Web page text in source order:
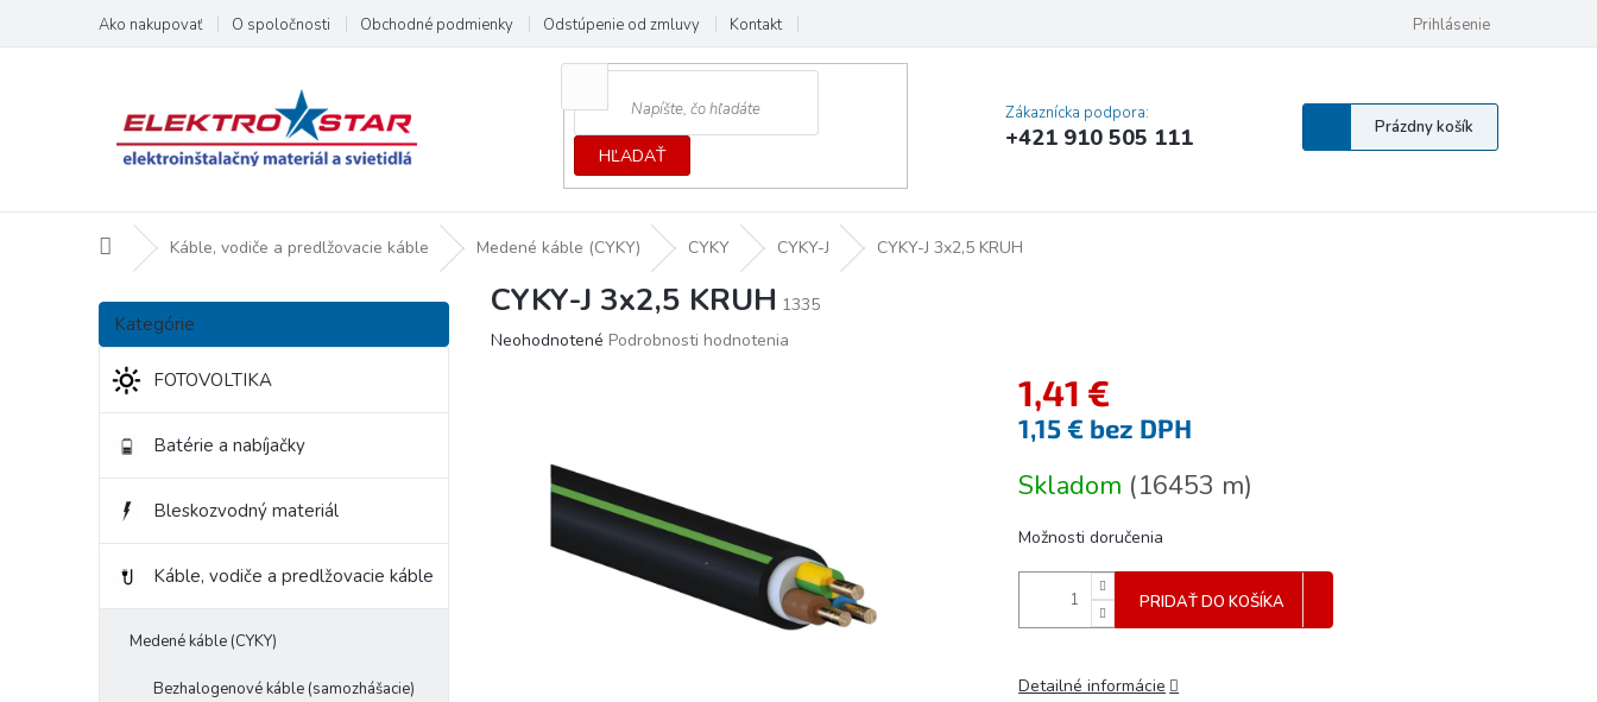
obsah
Ako nakupovať O spoločnosti Obchodné podmienky Odstúpenie od zmluvy Kontakt Vyhlásenie o prístupnosti
Prihlásenie
HĽADAŤ
Zákaznícka podpora:
+421 910 505 111
Nákupný
košík
Prázdny košík
DomovKáble, vodiče a predlžovacie káble Medené káble (CYKY) CYKY CYKY-J CYKY-J 3x2,5 KRUH
B
č
n
Preskočiť
kategórie
Kategórie
FOTOVOLTIKA
Batérie a nabíjačky
Bleskozvodný materiál
Káble, vodiče a predlžovacie káble
Medené káble (CYKY)
Bezhalogenové káble (samozhášacie)
CYKY-J 3x2,5 KRUH 1335
Priemerné
hviezdičiek.
Neohodnotené Podrobnosti hodnotenia
1,41 €
1,15 € bez DPH
cena:
Skladom (16453 m)
Možnosti doručenia
PRIDAŤ DO KOŠÍKA
Detailné informácie